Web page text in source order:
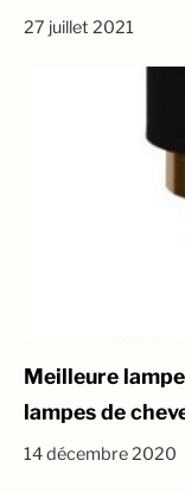
27 juillet 2021
Meilleure
lampes de
14 décembre 2020